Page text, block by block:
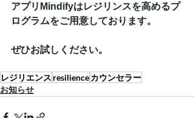
アプリMindifyはレジリンスを高めるプ
ログラムをご用意しております。
ぜひお試しください。
レジリエンス resilienceカウンセラー
お知らせ